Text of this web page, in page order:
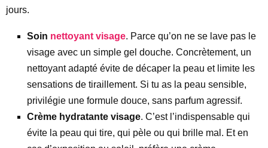
jours.
Soin nettoyant visage. Parce qu’on ne se lave pas le
visage avec un simple gel douche. Concrètement, un
nettoyant adapté évite de décaper la peau et limite les
sensations de tiraillement. Si tu as la peau sensible,
privilégie une formule douce, sans parfum agressif.
Crème hydratante visage. C’est l’indispensable qui
évite la peau qui tire, qui pèle ou qui brille mal. Et en